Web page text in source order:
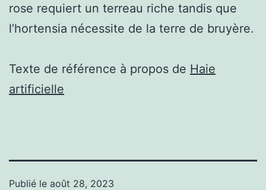
rose requiert un terreau riche tandis que
l’hortensia nécessite de la terre de bruyère.
Texte de référence à propos de Haie
artificielle
Publié le août 28, 2023